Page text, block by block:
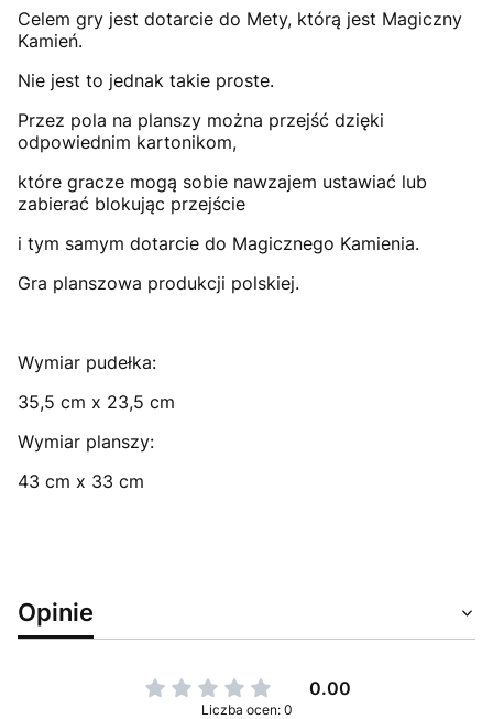
Celem gry jest dotarcie do Mety, którą jest Magiczny
Kamień.
Nie jest to jednak takie proste.
Przez pola na planszy można przejść dzięki
odpowiednim kartonikom,
które gracze mogą sobie nawzajem ustawiać lub
zabierać blokując przejście
i tym samym dotarcie do Magicznego Kamienia.
Gra planszowa produkcji polskiej.
Wymiar pudełka:
35,5 cm x 23,5 cm
Wymiar planszy:
43 cm x 33 cm
Opinie
0.00
Liczba ocen: 0